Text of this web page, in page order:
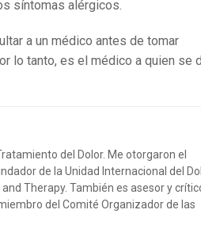
síntomas alérgicos.
a un médico antes de tomar
lo tanto, es el médico a quien se
del Dolor. Me otorgaron el
de la Unidad Internacional del
Therapy. También es asesor y
del Comité Organizador de las